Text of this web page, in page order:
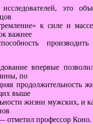
это
к силе и
важнее
впервые
по
продолжительность
выше
жизни мужских, и
отметил профессор Коно.